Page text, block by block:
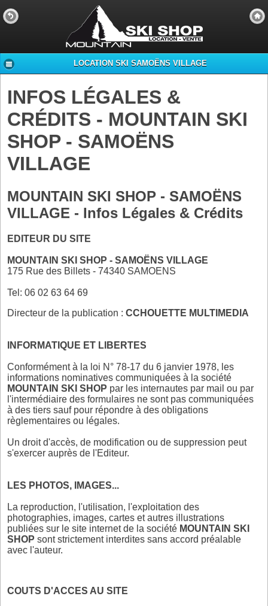
LOCATION SKI SAMOËNS VILLAGE
INFOS LÉGALES &
CRÉDITS - MOUNTAIN SKI
SHOP - SAMOËNS
VILLAGE
MOUNTAIN SKI SHOP - SAMOËNS
VILLAGE - Infos Légales & Crédits
EDITEUR DU SITE
MOUNTAIN SKI SHOP - SAMOËNS VILLAGE
175 Rue des Billets - 74340 SAMOENS
Tel:06 02 63 64 69
Directeur de la publication :CCHOUETTE MULTIMEDIA
INFORMATIQUE ET LIBERTES
Conformément à la loi N° 78-17 du 6 janvier 1978, les
informations nominatives communiquées à la société
MOUNTAIN SKI SHOP par les internautes par mail ou par
l'intermédiaire des formulaires ne sont pas communiquées
à des tiers sauf pour répondre à des obligations
règlementaires ou légales.
Un droit d'accès, de modification ou de suppression peut
s'exercer auprès de l'Editeur.
LES PHOTOS, IMAGES...
La reproduction, l'utilisation, l'exploitation des
photographies, images, cartes et autres illustrations
publiées sur le site internet de la société MOUNTAIN SKI
SHOP sont strictement interdites sans accord préalable
avec l'auteur.
COUTS D'ACCES AU SITE